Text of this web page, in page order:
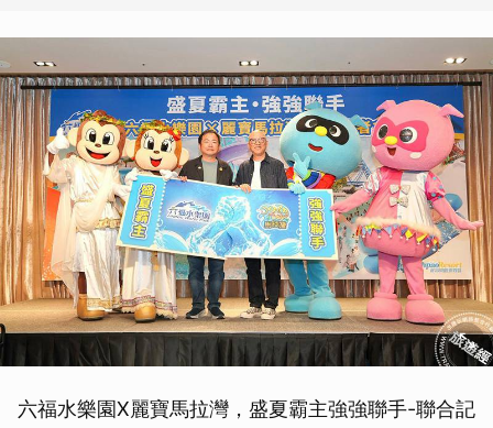
六福水樂園X麗寶馬拉灣，盛夏霸主強強聯手-聯合記